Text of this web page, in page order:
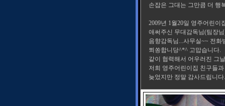
손잡은 그대는 그만큼 더 행
2009년 1월20일 영주어린이
애써주신 무대감독님(팀장
음향감독님...사무실~~ 전화
쬐쏭합니당^*^ 고맙습니다.
같이 협력해서 어우러진 그
저희 영주어린이집 친구들
늦었지만 정말 감사드립니